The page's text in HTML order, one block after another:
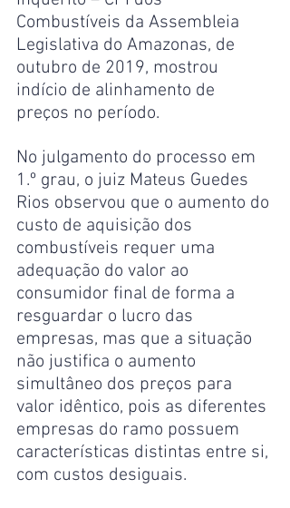
Combustíveis da Assembleia
Legislativa do Amazonas, de
outubro de 2019, mostrou
indício de alinhamento de
preços no período.
No julgamento do processo em
1.º grau, o juiz Mateus Guedes
Rios observou que o aumento do
custo de aquisição dos
combustíveis requer uma
adequação do valor ao
consumidor final de forma a
resguardar o lucro das
empresas, mas que a situação
não justifica o aumento
simultâneo dos preços para
valor idêntico, pois as diferentes
empresas do ramo possuem
características distintas entre si,
com custos desiguais.